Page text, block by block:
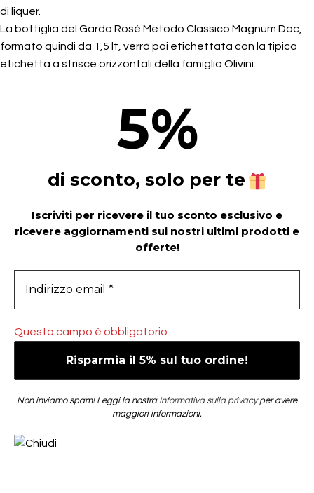
di liquer.
La bottiglia del Garda Rosè Metodo Classico Magnum Doc,
formato quindi da 1,5 lt, verrà poi etichettata con la tipica
etichetta a strisce orizzontali della famiglia Olivini.
5%
di sconto, solo per te
Iscriviti per ricevere il tuo sconto esclusivo e
ricevere aggiornamenti sui nostri ultimi prodotti e
offerte!
Questo campo è obbligatorio.
Non inviamo spam! Leggi la nostra Informativa sulla privacyper avere
maggiori informazioni.